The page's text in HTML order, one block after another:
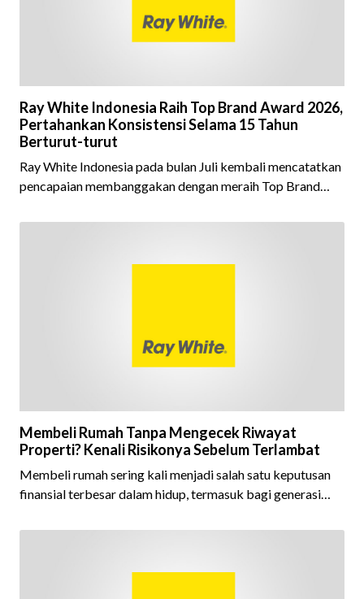
Ray White Indonesia Raih Top Brand Award 2026,
Pertahankan Konsistensi Selama 15 Tahun
Berturut-turut
Ray White Indonesia pada bulan Juli kembali mencatatkan
pencapaian membanggakan dengan meraih Top Brand
ini menjadi semakin istimewa karena Ray White Indonesia
tahun berturut-turut, sebuah bukti nyata atas konsistensi,
Membeli Rumah Tanpa Mengecek Riwayat
Properti? Kenali Risikonya Sebelum Terlambat
Membeli rumah sering kali menjadi salah satu keputusan
finansial terbesar dalam hidup, termasuk bagi generasi
kepemilikan hunian maupun investasi properti. Namun
fokus pada harga atau lokasi tanpa memperhatikan